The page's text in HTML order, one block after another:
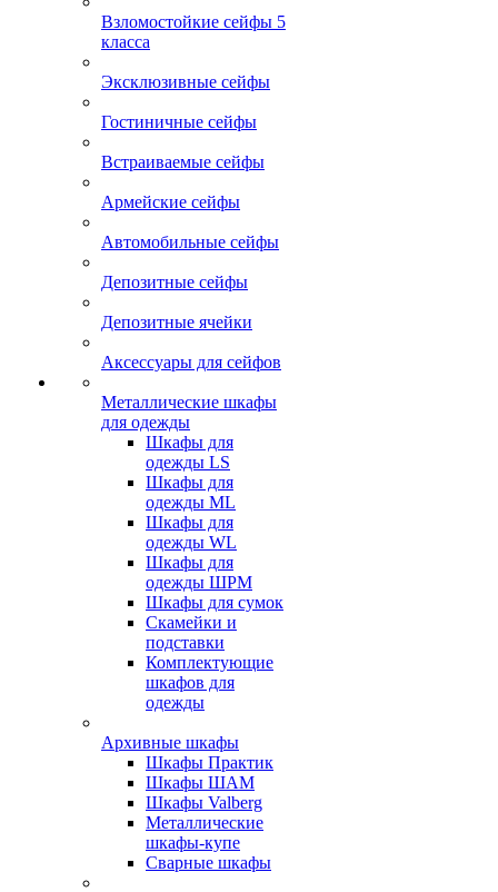
Взломостойкие сейфы 5
класса
Эксклюзивные сейфы
Гостиничные сейфы
Встраиваемые сейфы
Армейские сейфы
Автомобильные сейфы
Депозитные сейфы
Депозитные ячейки
Аксессуары для сейфов
Металлические шкафы
для одежды
Шкафы для
одежды LS
Шкафы для
одежды ML
Шкафы для
одежды WL
Шкафы для
одежды ШРМ
Шкафы для сумок
Скамейки и
подставки
Комплектующие
шкафов для
одежды
Архивные шкафы
Шкафы Практик
Шкафы ШАМ
Шкафы Valberg
Металлические
шкафы-купе
Сварные шкафы